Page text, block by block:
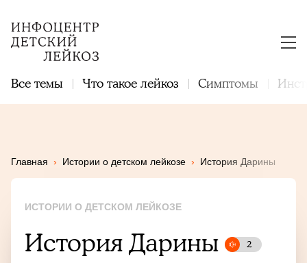
Все темы Что такое лейкоз Симптомы
Главная › Истории о детском лейкозе › История Дарины
ИСТОРИИ О ДЕТСКОМ ЛЕЙКОЗЕ
История Дарины